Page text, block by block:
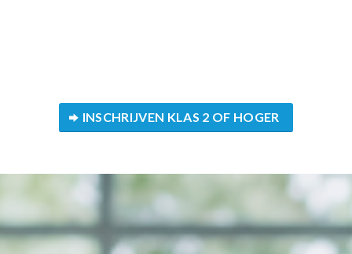
INSCHRIJVEN KLAS 2 OF HOGER